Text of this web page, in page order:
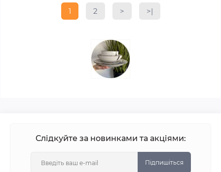
1 2 > >|
Слідкуйте за новинками та акціями:
Підпишіться